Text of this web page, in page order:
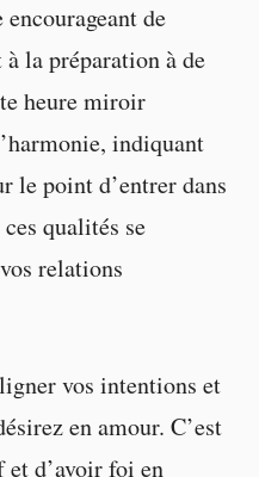
de
la préparation à de
heure miroir
indiquant
le point d’entrer dans
qualités se
relations
vos intentions et
en amour. C’est
d’avoir foi en